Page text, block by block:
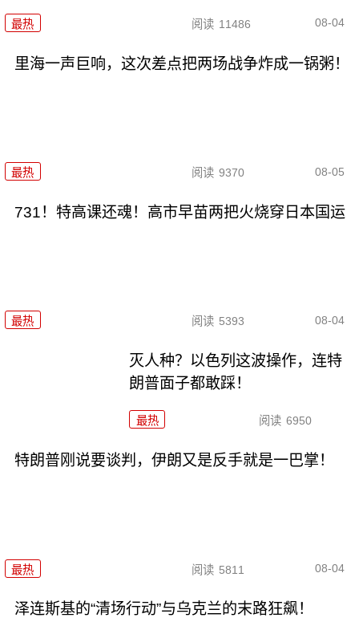
最热 阅读 11486 08-04
里海一声巨响，这次差点把两场战争炸成一锅粥！
最热 阅读 9370 08-05
731！特高课还魂！高市早苗两把火烧穿日本国运
最热 阅读 5393 08-04
灭人种？以色列这波操作，连特
朗普面子都敢踩！
最热 阅读 6950
特朗普刚说要谈判，伊朗又是反手就是一巴掌！
最热 阅读 5811 08-04
泽连斯基的“清场行动”与乌克兰的末路狂飙！